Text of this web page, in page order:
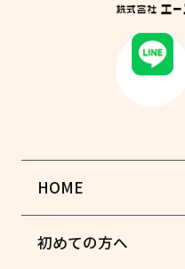
HOME
初めての方へ